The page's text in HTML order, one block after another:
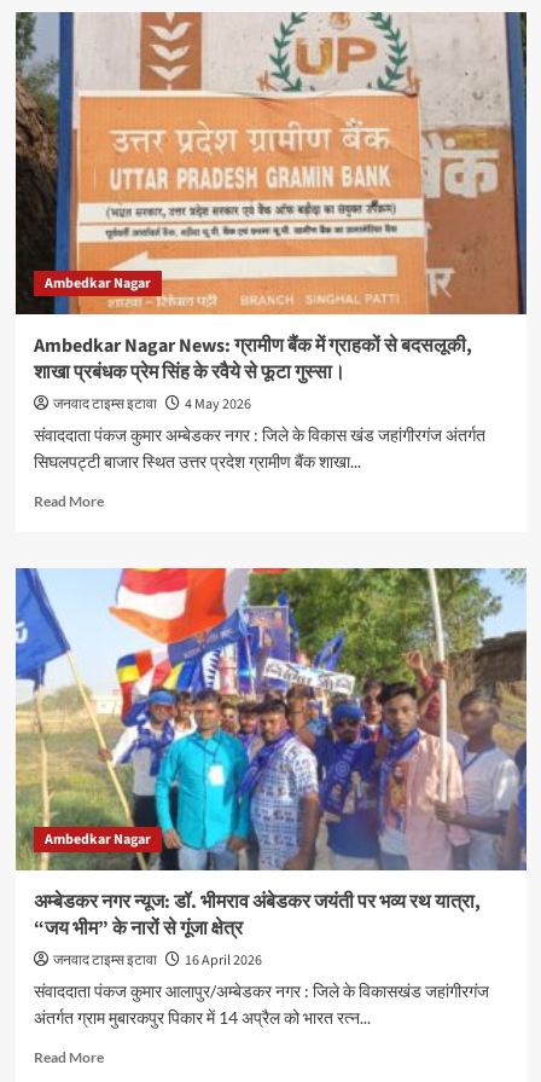
Ambedkar
News:
कुत्तों
के
झुंड
ने
बंदर
को
किया
लहूलुहान,
ग्रामीणों,
पुलिस
वन
विभाग
ने
घंटों
चलाया
रेस्क्यू
Ambedkar Nagar
Ambedkar Nagar News: ग्रामीण बैंक में ग्राहकों से बदसलूकी,
शाखा प्रबंधक प्रेम सिंह के रवैये से फूटा गुस्सा।
जनवाद टाइम्स इटावा
4 May 2026
संवाददाता पंकज कुमार अम्बेडकर नगर : जिले के विकास खंड जहांगीरगंज अंतर्गत
सिघलपट्टी बाजार स्थित उत्तर प्रदेश ग्रामीण बैंक शाखा...
Read MoreRead
Ambedkar
Nagar
News:
ग्रामीण
बैंक
ग्राहकों
से
बदसलूकी,
शाखा
प्रबंधक
प्रेम
सिंह
के
से
फूटा
गुस्सा।
Ambedkar Nagar
अम्बेडकर नगर न्यूज: डॉ. भीमराव अंबेडकर जयंती पर भव्य रथ यात्रा,
“जय भीम” के नारों से गूंजा क्षेत्र
जनवाद टाइम्स इटावा
16 April 2026
संवाददाता पंकज कुमार आलापुर/अम्बेडकर नगर : जिले के विकासखंड जहांगीरगंज
अंतर्गत ग्राम मुबारकपुर पिकार में 14 अप्रैल को भारत रत्न...
Read MoreRead